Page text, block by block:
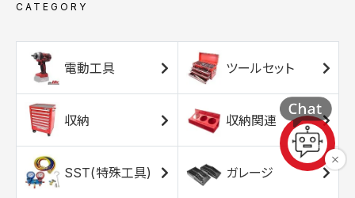
CATEGORY
電動工具 ツールセット
収納 収納関連
SST(特殊工具) ガレージ